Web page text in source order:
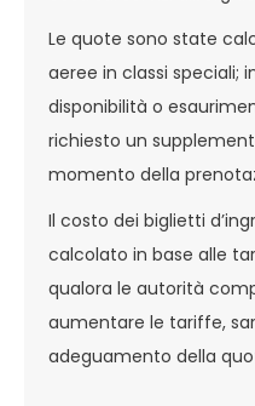
Le quote sono state
aeree in classi speciali;
disponibilità o
richiesto un
momento della
Il costo dei biglietti
calcolato in base alle
qualora le autorità
aumentare le tariffe,
adeguamento della